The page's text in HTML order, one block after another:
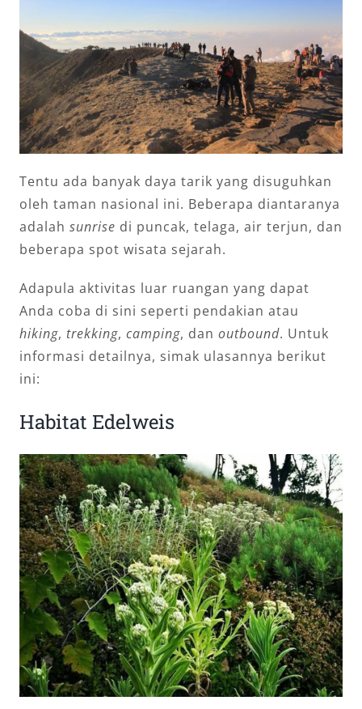
Tentu ada banyak daya tarik yang disuguhkan
oleh taman nasional ini. Beberapa diantaranya
adalah sunrise di puncak, telaga, air terjun, dan
beberapa spot wisata sejarah.
Adapula aktivitas luar ruangan yang dapat
Anda coba di sini seperti pendakian atau
hiking, trekking, camping, dan outbound. Untuk
informasi detailnya, simak ulasannya berikut
ini:
Habitat Edelweis